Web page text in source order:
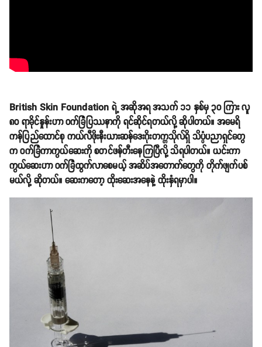
British Skin Foundation ရဲ့ အဆိုအရ အသက် ၁၁ နှစ်မှ ၃၀ ကြား လူ
၈၀ ရာခိုင်နှုန်းဟာ ဝက်ခြံပြဿနာကို ရင်ဆိုင်ရတယ်လို့ ဆိုပါတယ်။ အမေရိ
ကန်ပြည်ထောင်စု ကယ်လီဖိုးနီးယားဆန်ဒေးဂိုးတက္ကသိုလ်ရှိ သိပ္ပံပညာရှင်တွေ
က ဝက်ခြံကာကွယ်ဆေးကို စတင်ဖန်တီးနေကြပြီလို့ သိရပါတယ်။ ယင်းကာ
ကွယ်ဆေးဟာ ဝက်ခြံထွက်လာစေမယ့် အဆိပ်အတောက်တွေကို တိုက်ဖျက်ပစ်
မယ်လို့ ဆိုတယ်။ ဆေးကတော့ ထိုးဆေးအနေနဲ့ ထိုးနှံရမှာပါ။